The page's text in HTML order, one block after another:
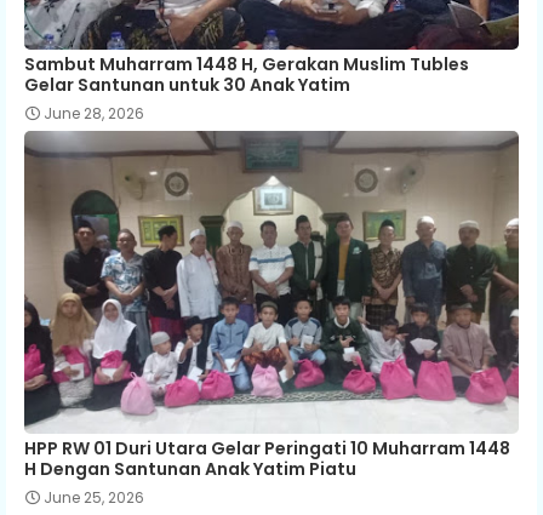
Sambut Muharram 1448 H, Gerakan Muslim Tubles
Gelar Santunan untuk 30 Anak Yatim
June 28, 2026
HPP RW 01 Duri Utara Gelar Peringati 10 Muharram 1448
H Dengan Santunan Anak Yatim Piatu
June 25, 2026